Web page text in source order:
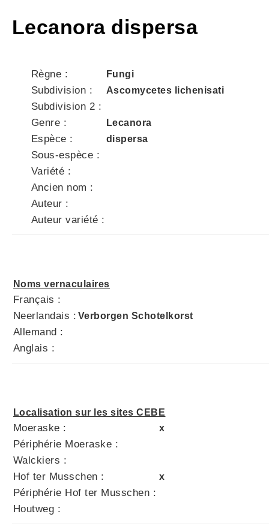
Lecanora dispersa
Règne : Fungi
Subdivision : Ascomycetes lichenisati
Subdivision 2 :
Genre :
Lecanora
Espèce : dispersa
Sous-espèce :
Variété :
Ancien nom :
Auteur :
Auteur variété :
Noms vernaculaires
Français :
Neerlandais : Verborgen Schotelkorst
Allemand :
Anglais :
Localisation sur les sites CEBE
Moeraske : x
Périphérie Moeraske :
Walckiers :
Hof ter Musschen :
x
Périphérie Hof ter Musschen :
Houtweg :